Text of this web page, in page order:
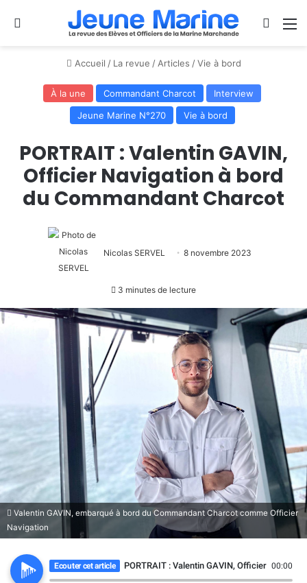
Se connecter
Accueil / La revue / Articles / Vie à bord
À la une Commandant Charcot
Interview
Jeune Marine N°270
Vie à bord
PORTRAIT : Valentin GAVIN,
Officier Navigation à bord
du Commandant Charcot
Nicolas SERVEL 8 novembre 2023
3 minutes de lecture
Valentin GAVIN, embarqué à bord du Commandant Charcot comme Officier
Navigation
Ecouter cet article PORTRAIT : Valentin GAVIN, Officier 00:00